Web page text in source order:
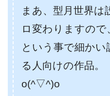
まあ、型月世界は
ロ変わりますの
という事で細かい
る人向けの作品。
o(^▽^)o